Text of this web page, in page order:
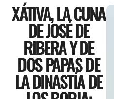
XÁTIVA, LA CUNA
DE JOSÉ DE
RIBERA Y DE
DOS PAPAS DE
LA DINASTÍA DE